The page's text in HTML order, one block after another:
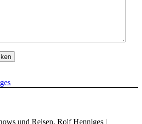
und Reisen. Rolf Henniges |